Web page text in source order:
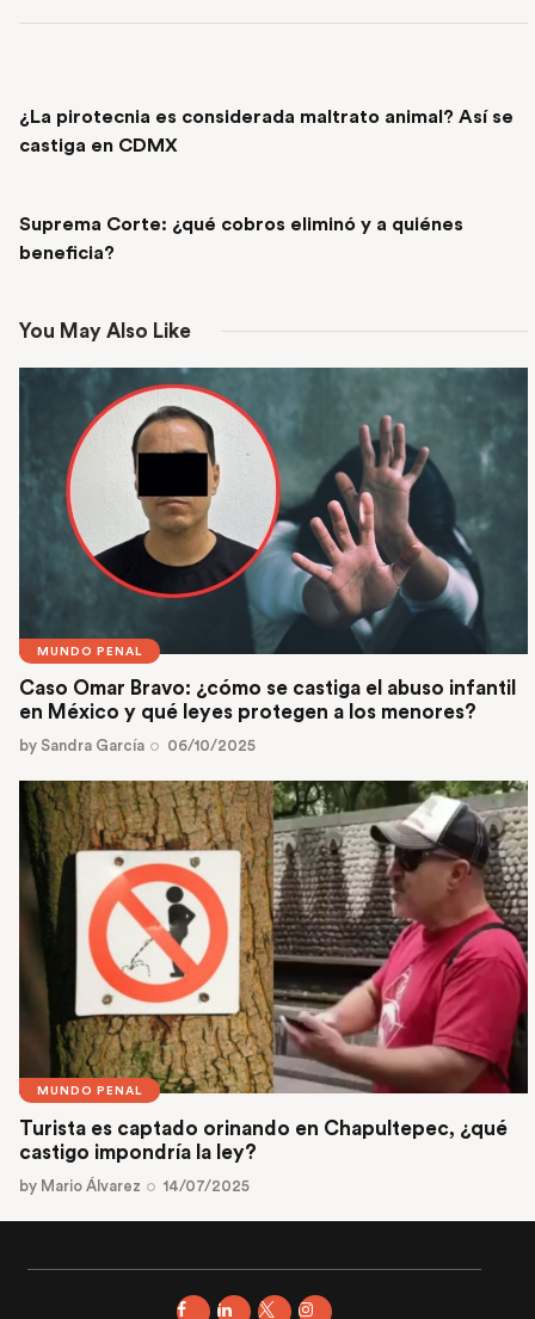
¿La pirotecnia es considerada maltrato animal? Así se
castiga en CDMX
Suprema Corte: ¿qué cobros eliminó y a quiénes
beneficia?
You May Also Like
MUNDO PENAL
Caso Omar Bravo: ¿cómo se castiga el abuso infantil
en México y qué leyes protegen a los menores?
by Sandra García 06/10/2025
MUNDO PENAL
Turista es captado orinando en Chapultepec, ¿qué
castigo impondría la ley?
by Mario Álvarez 14/07/2025